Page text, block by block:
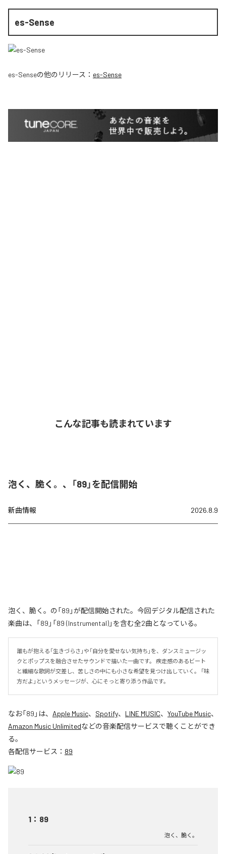
es-Sense
es-Senseの他のリリース： es-Sense
こんな記事も読まれています
泡く、脆く。、「89」を配信開始
新曲情報 2026.8.9
泡く、脆く。の「89」が配信開始された。今回デジタル配信された
楽曲は、「89」「89 (Instrumental)」を含む全2曲となっている。
誰もが抱える「生きづらさ」や「自分を愛せない気持ち」を、ダンスミュージッ
クとポップスを融合させたサウンドで描いた一曲です。 疾走感のあるビート
と繊細な歌詞が交差し、苦しさの中にも小さな希望を見つけ出していく。 「味
方だよ」というメッセージが、心にそっと寄り添う作品です。
なお「89 」は、 Apple Music、 Spotify、 LINE MUSIC、 YouTube Music、
Amazon Music Unlimitedなどの音楽配信サービスで聴くことができ
る。
各配信サービス： 89
1 ： 89
泡く、脆く。